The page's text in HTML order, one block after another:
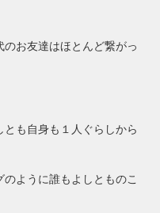
お友達はほとんど繋がっ
も自身も１人ぐらしから
ように誰もよしとものこ